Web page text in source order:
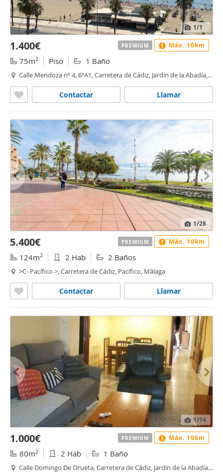
1/1
1.400€
75m2 Piso 1 Baño
Calle Mendoza nº 4, 6ºA1, Carretera de Cádiz, Jardín de la Abadía,
Llamar
Contactar
PREMIUM Máx. 10km
1/28
5.400€
124m2 2 Hab 2 Baños
>C- Pacífico >, Carretera de Cádiz, Pacífico, Málaga
Llamar
Contactar
PREMIUM Máx. 10km
1/14
1.000€
80m2 2 Hab 1 Baño
Calle Domingo De Orueta, Carretera de Cádiz, Jardín de la Abadía,
PREMIUM Máx. 10km